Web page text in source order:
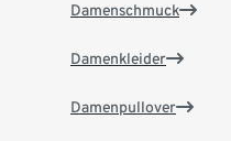
Damenschmuck
Damenkleider
Damenpullover